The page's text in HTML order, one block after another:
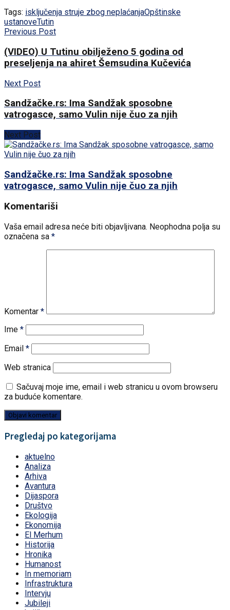
Tags: isključenja struje zbog neplaćanjaOpštinske
ustanoveTutin
Previous Post
(VIDEO) U Tutinu obilježeno 5 godina od
preseljenja na ahiret Šemsudina Kučevića
Next Post
Sandžačke.rs: Ima Sandžak sposobne
vatrogasce, samo Vulin nije čuo za njih
Next Post
Sandžačke.rs: Ima Sandžak sposobne
vatrogasce, samo Vulin nije čuo za njih
Komentariši
Vaša email adresa neće biti objavljivana. Neophodna polja su
označena sa *
Komentar *
Ime *
Email *
Web stranica
Sačuvaj moje ime, email i web stranicu u ovom browseru
za buduće komentare.
Pregledaj po kategorijama
aktuelno
Analiza
Arhiva
Avantura
Dijaspora
Društvo
Ekologija
Ekonomija
El Merhum
Historija
Hronika
Humanost
In memoriam
Infrastruktura
Intervju
Jubileji